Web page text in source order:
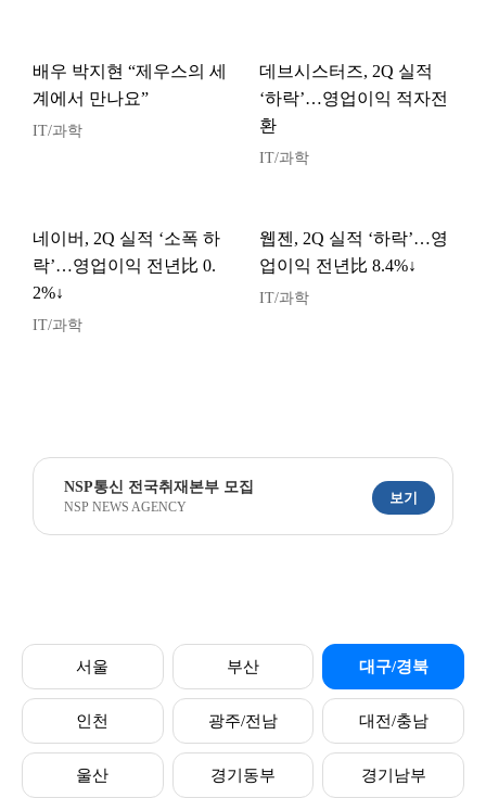
배우 박지현 “제우스의 세
계에서 만나요”
IT/과학
데브시스터즈, 2Q 실적
‘하락’…영업이익 적자전
환
IT/과학
네이버, 2Q 실적 ‘소폭 하
락’…영업이익 전년比 0.
2%↓
IT/과학
웹젠, 2Q 실적 ‘하락’…영
업이익 전년比 8.4%↓
IT/과학
NSP통신 전국취재본부 모집
NSP NEWS AGENCY
보기
서울 부산 대구/경북
인천 광주/전남 대전/충남
울산 경기동부 경기남부